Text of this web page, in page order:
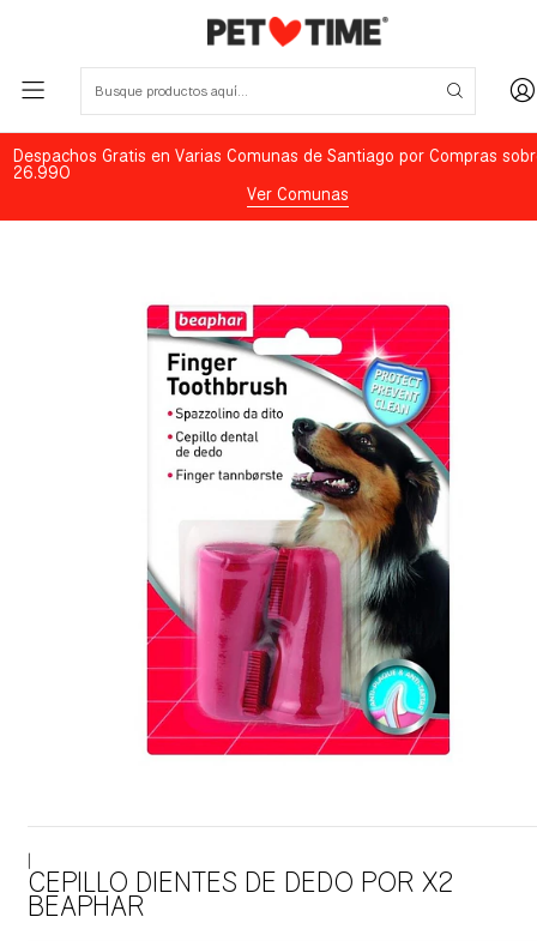
Despachos Gratis en Varias Comunas de Santiago por Compras
26.990
Ver Comunas
CEPILLO DIENTES DE DEDO POR X2
BEAPHAR